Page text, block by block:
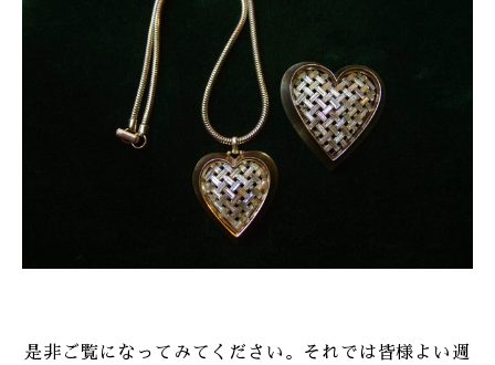
是非ご覧になってみてください。それでは皆様よい週